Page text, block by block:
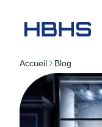
Accueil blog